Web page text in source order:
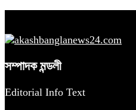
সম্পাদক মন্ডলী
Editorial Info Text